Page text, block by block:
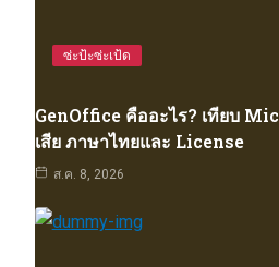
ซ่ะป้ะซ่ะเป้ด
GenOffice คืออะไร? เทียบ
เสีย ภาษาไทยและ License
ส.ค. 8, 2026